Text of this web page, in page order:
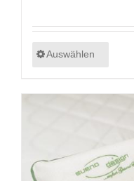
Auswählen